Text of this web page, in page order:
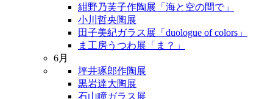
紺野乃芙子作陶展「海と空の間で」
小川哲央陶展
田子美紀ガラス展「duologue of colors」
ま工房うつわ展「ま？」
6月
坪井琢郎作陶展
黒岩達大陶展
石山瞳ガラス展